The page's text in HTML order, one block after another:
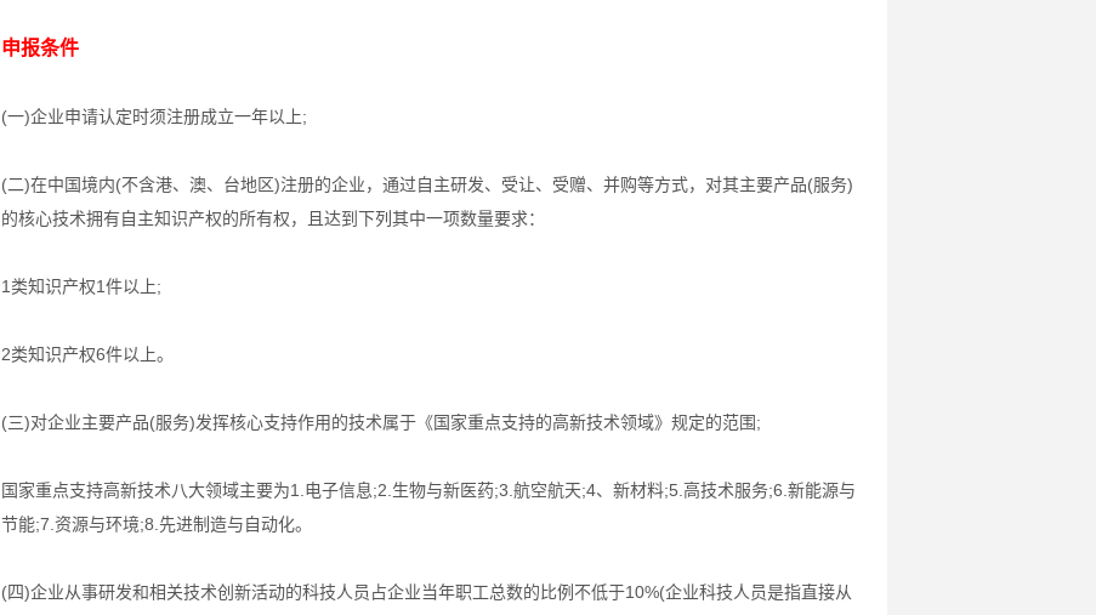
申报条件
(一)企业申请认定时须注册成立一年以上;
(二)在中国境内(不含港、澳、台地区)注册的企业，通过自主研发、受让、受赠、并购等方式，对其主要产品(服务)
的核心技术拥有自主知识产权的所有权，且达到下列其中一项数量要求：
1类知识产权1件以上;
2类知识产权6件以上。
(三)对企业主要产品(服务)发挥核心支持作用的技术属于《国家重点支持的高新技术领域》规定的范围;
国家重点支持高新技术八大领域主要为1.电子信息;2.生物与新医药;3.航空航天;4、新材料;5.高技术服务;6.新能源与
节能;7.资源与环境;8.先进制造与自动化。
(四)企业从事研发和相关技术创新活动的科技人员占企业当年职工总数的比例不低于10%(企业科技人员是指直接从